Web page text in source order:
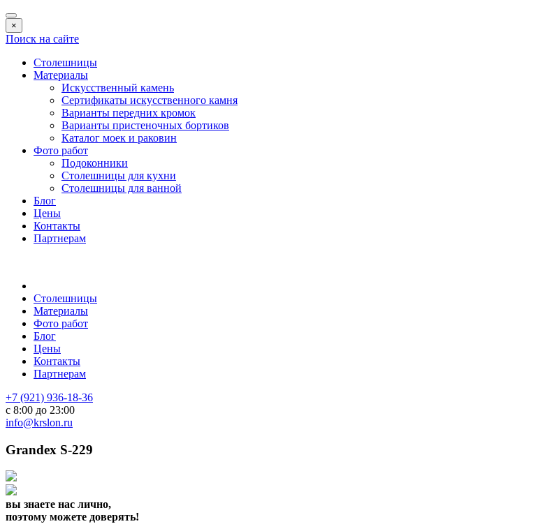
×
Поиск на сайте
Столешницы
Материалы
Искусственный камень
Сертификаты искусственного камня
Варианты передних кромок
Варианты пристеночных бортиков
Каталог моек и раковин
Фото работ
Подоконники
Столешницы для кухни
Столешницы для ванной
Блог
Цены
Контакты
Партнерам
Столешницы
Материалы
Фото работ
Блог
Цены
Контакты
Партнерам
+7 (921) 936-18-36
с 8:00 до 23:00
info@krslon.ru
Grandex S-229
вы знаете нас лично,
поэтому можете доверять!